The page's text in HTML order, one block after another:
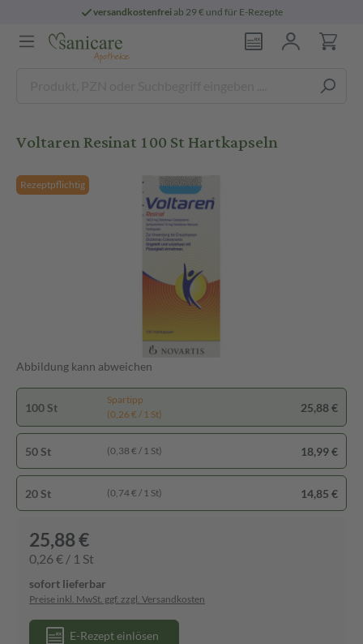
versandkostenfreiab 29 € und für E-Rezepte
Voltaren Resinat 100 St Hartkapseln
Rezeptpflichtig
Abbildung kann abweichen
100 St
Spartipp
(0,26 € / 1 St)
25,88 €
50 St (0,38 € / 1 St) 18,99 €
20 St (0,74 € / 1 St) 14,85 €
25,88 €
0,26 € / 1 St
sofort lieferbar
Preise inkl. MwSt. ggf. zzgl. Versandkosten
E-Rezept einlösen